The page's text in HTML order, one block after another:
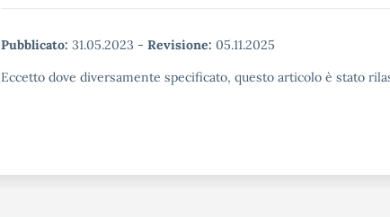
Pubblicato: 31.05.2023 - Revisione: 05.11.2025
Eccetto dove diversamente specificato, questo articolo è stato